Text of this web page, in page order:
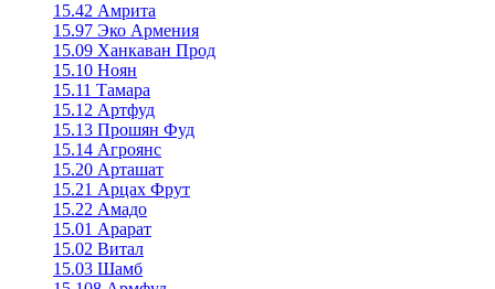
15.42 Амрита
15.97 Эко Армения
15.09 Ханкаван Прод
15.10 Ноян
15.11 Тамара
15.12 Артфуд
15.13 Прошян Фуд
15.14 Агроянс
15.20 Арташат
15.21 Арцах Фрут
15.22 Амадо
15.01 Арарат
15.02 Витал
15.03 Шамб